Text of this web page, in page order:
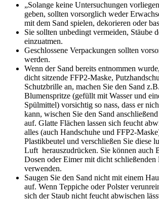
„Solange keine Untersuchungen
geben, sollten vorsorglich weder
mit dem Sand spielen, dekorieren oder
Sie sollten unbedingt vermeiden, Stäube
einzuatmen.
Geschlossene Verpackungen sollten
werden.
Wenn der Sand bereits entnommen
dicht sitzende FFP2-Maske,
Schutzbrille an, machen Sie den Sand
Blumenspritze (gefüllt mit Wasser und
Spülmittel) vorsichtig so nass, dass er
kann, wischen Sie den Sand
auf. Glatte Flächen lassen sich feucht
alles (auch Handschuhe und FFP2-
Plastikbeutel und verschließen Sie diese
Luft herauszudrücken. Sie können auch
Dosen oder Eimer mit dicht schließenden
verwenden.
Saugen Sie den Sand nicht mit einem
auf. Wenn Teppiche oder Polster
sich der Staub nicht feucht abwischen